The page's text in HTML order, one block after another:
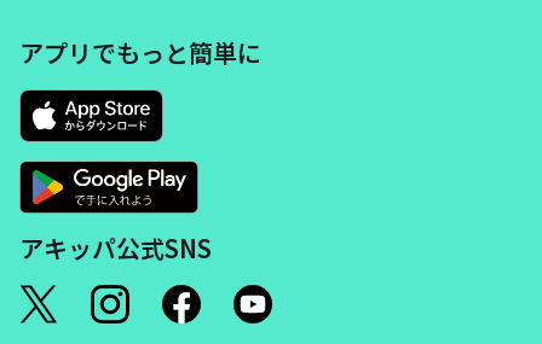
アプリでもっと簡単に
アキッパ公式SNS